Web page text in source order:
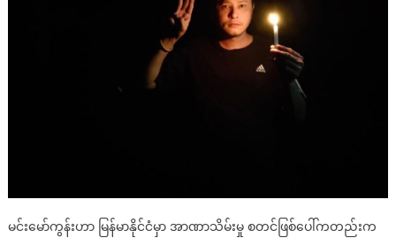
မင်းမော်ကွန်းဟာ မြန်မာနိုင်ငံမှာ အာဏာသိမ်းမှု စတင်ဖြစ်ပေါ်ကတည်းက